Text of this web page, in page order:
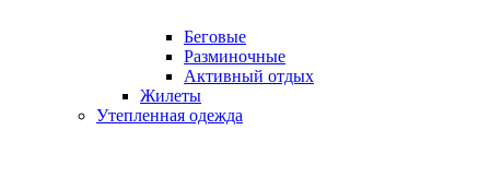
Беговые
Разминочные
Активный отдых
Жилеты
Утепленная одежда